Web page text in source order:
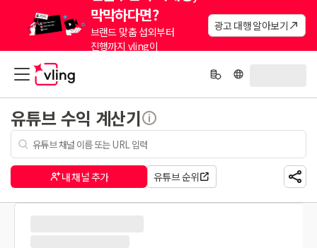
막막하다면?
브랜드 맞춤 섭외부터
진행까지 vling이
광고 대행 알아보기
유튜브 수익 계산기
내 채널 추가 유튜브 순위